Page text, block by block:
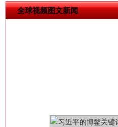
全球视频图文新闻